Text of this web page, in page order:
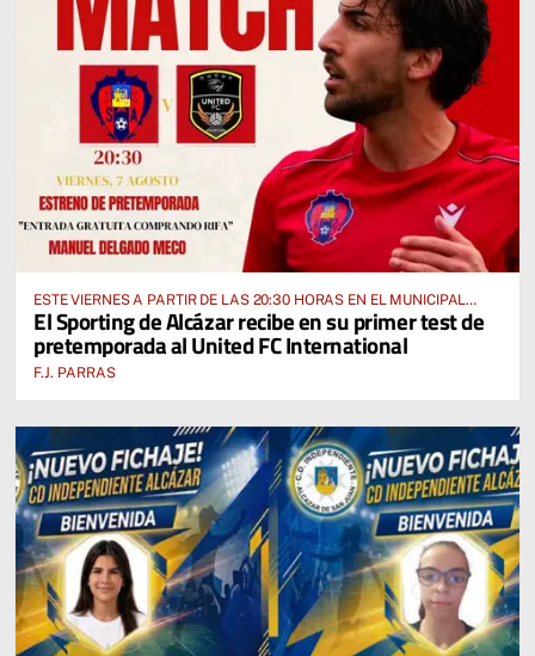
ESTE VIERNES A PARTIR DE LAS 20:30 HORAS EN EL MUNICIPAL
“MANUEL DELGADO MECO”
El Sporting de Alcázar recibe en su primer test de
pretemporada al United FC International
F.J. PARRAS